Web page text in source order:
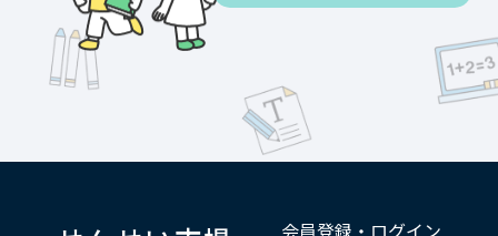
会員登録・ログイン